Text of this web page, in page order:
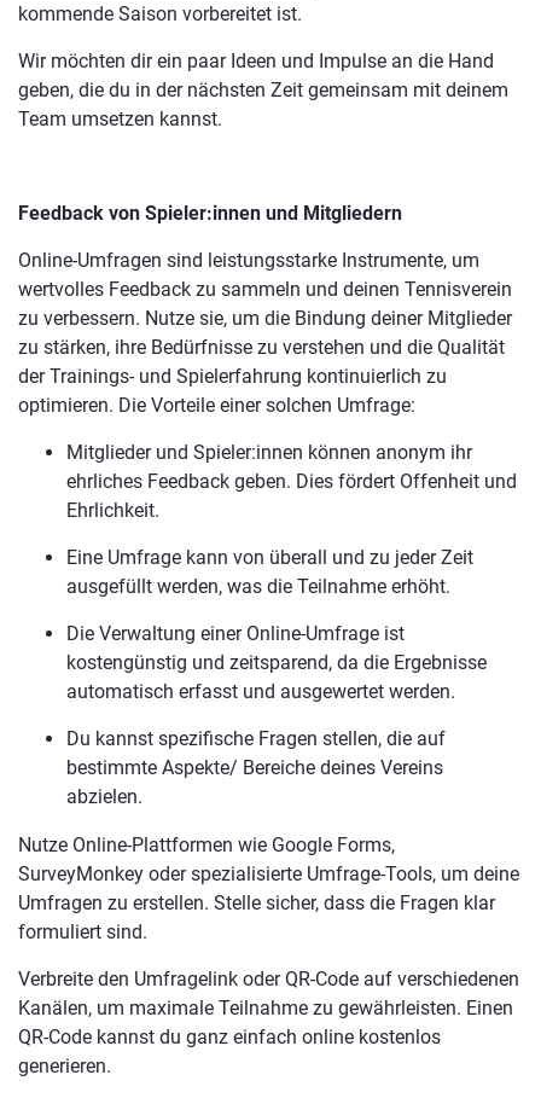
kommende Saison vorbereitet ist.
Wir möchten dir ein paar Ideen und Impulse an die Hand
geben, die du in der nächsten Zeit gemeinsam mit deinem
Team umsetzen kannst.
Feedback von Spieler:innen und Mitgliedern
Online-Umfragen sind leistungsstarke Instrumente, um
wertvolles Feedback zu sammeln und deinen Tennisverein
zu verbessern. Nutze sie, um die Bindung deiner Mitglieder
zu stärken, ihre Bedürfnisse zu verstehen und die Qualität
der Trainings- und Spielerfahrung kontinuierlich zu
optimieren. Die Vorteile einer solchen Umfrage:
Mitglieder und Spieler:innen können anonym ihr
ehrliches Feedback geben. Dies fördert Offenheit und
Ehrlichkeit.
Eine Umfrage kann von überall und zu jeder Zeit
ausgefüllt werden, was die Teilnahme erhöht.
Die Verwaltung einer Online-Umfrage ist
kostengünstig und zeitsparend, da die Ergebnisse
automatisch erfasst und ausgewertet werden.
Du kannst spezifische Fragen stellen, die auf
bestimmte Aspekte/ Bereiche deines Vereins
abzielen.
Nutze Online-Plattformen wie Google Forms,
SurveyMonkey oder spezialisierte Umfrage-Tools, um deine
Umfragen zu erstellen. Stelle sicher, dass die Fragen klar
formuliert sind.
Verbreite den Umfragelink oder QR-Code auf verschiedenen
Kanälen, um maximale Teilnahme zu gewährleisten. Einen
QR-Code kannst du ganz einfach online kostenlos
generieren.